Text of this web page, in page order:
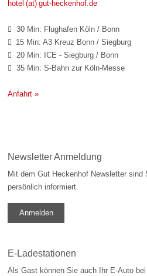
hotel (at) gut-heckenhof.de
 30 Min: Flughafen Köln / Bonn
 15 Min: A3 Kreuz Bonn / Siegburg
 20 Min: ICE - Siegburg / Bonn
 35 Min: S-Bahn zur Köln-Messe
Anfahrt »
Newsletter Anmeldung
Mit dem Gut Heckenhof Newsletter sind
persönlich informiert.
Anmelden
E-Ladestationen
Als Gast können Sie auch Ihr E-Auto bei